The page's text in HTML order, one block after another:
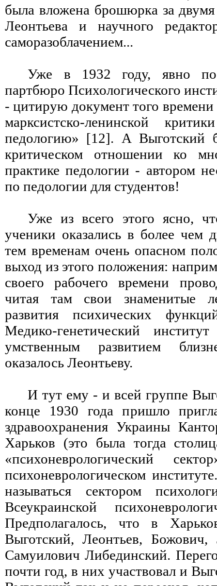
была вложена брошюрка за
Леонтьева и научного
саморазоблачением...
Уже в 1932 году, явно по
партбюро Психологического
- цитирую документ того времени
марксистско-ленинской
педологию» [12]. А Выготский
критическом отношении ко
практике педологии - автором
по педологии для студентов!
Уже из всего этого ясно,
ученики оказались в более чем
тем временам очень опасном
выход из этого положения:
своего рабочего времени
читая там свои знаменитые
развития психических
Медико-генетический
умственным развитием
оказалось Леонтьеву.
И тут ему - и всей группе
конце 1930 года пришло
здравоохранения Украины
Харьков (это была тогда
«психоневрологический
психоневрологическом
называться сектором
Всеукраинской
Предполагалось, что в
Выготский, Леонтьев,
Самуилович Либединский.
почти год, в них участвовал и